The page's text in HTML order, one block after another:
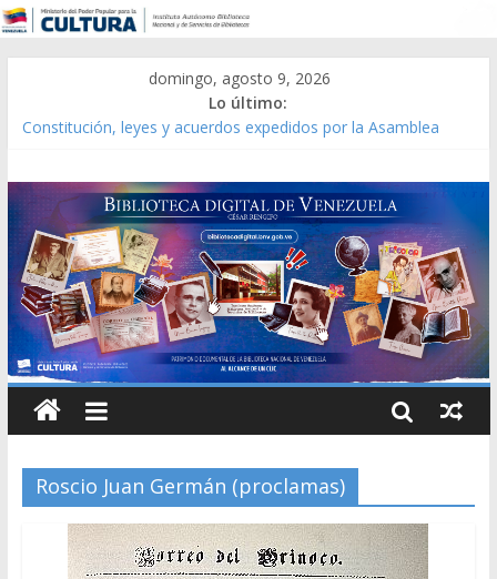
domingo, agosto 9, 2026
Lo último:
Constitución, leyes y acuerdos expedidos por la Asamblea
Modesta Bor Sánchez [material gráfico]
Gaceta Oficial de la República de Venezuela año CXXXIII Mes V,
Caracas 09 de marzo de 2006 N° 38.394
Catálogo temático de obras de Modesta Bor
Roscio Juan Germán (proclamas)